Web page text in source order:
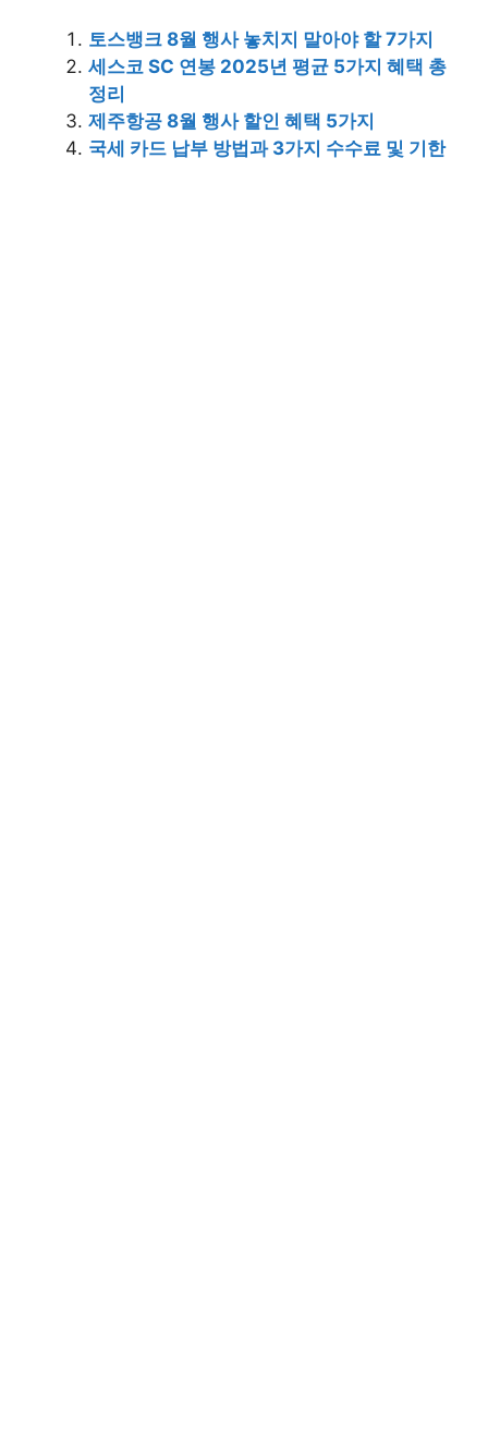
토스뱅크 8월 행사 놓치지 말아야 할 7가지
세스코 SC 연봉 2025년 평균 5가지 혜택 총
정리
제주항공 8월 행사 할인 혜택 5가지
국세 카드 납부 방법과 3가지 수수료 및 기한